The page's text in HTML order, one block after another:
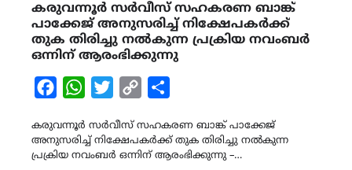
കരുവന്നൂർ സർവീസ് സഹകരണ ബാങ്ക്
പാക്കേജ് അനുസരിച്ച് നിക്ഷേപകർക്ക്
തുക തിരിച്ചു നൽകുന്ന പ്രക്രിയ നവംബർ
ഒന്നിന് ആരംഭിക്കുന്നു
FacebookWhatsAppTwitterCopy
കരുവന്നൂർ സർവീസ് സഹകരണ ബാങ്ക് പാക്കേജ്
അനുസരിച്ച് നിക്ഷേപകർക്ക് തുക തിരിച്ചു നൽകുന്ന
പ്രക്രിയ നവംബർ ഒന്നിന് ആരംഭിക്കുന്നു –…